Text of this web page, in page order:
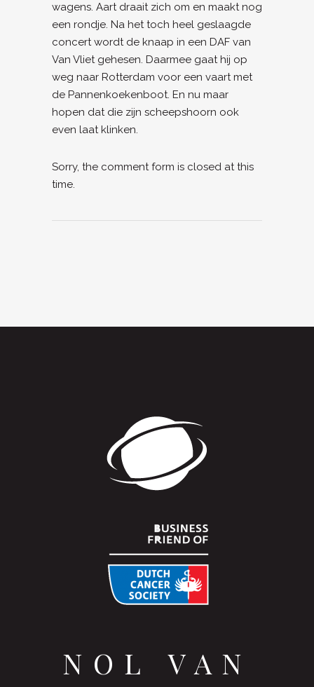
wagens. Aart draait zich om en maakt nog
een rondje. Na het toch heel geslaagde
concert wordt de knaap in een DAF van
Van Vliet gehesen. Daarmee gaat hij op
weg naar Rotterdam voor een vaart met
de Pannenkoekenboot. En nu maar
hopen dat die zijn scheepshoorn ook
even laat klinken.
Sorry, the comment form is closed at this
time.
NOL VAN